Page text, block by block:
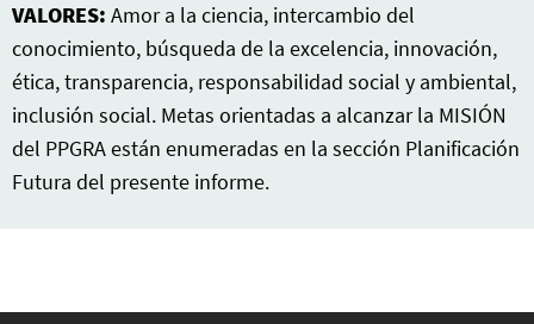
VALORES: Amor a la ciencia, intercambio del
conocimiento, búsqueda de la excelencia, innovación,
ética, transparencia, responsabilidad social y ambiental,
inclusión social. Metas orientadas a alcanzar la MISIÓN
del PPGRA están enumeradas en la sección Planificación
Futura del presente informe.